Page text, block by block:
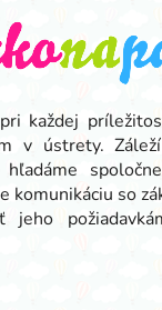
každej
v ústrety.
komunikáciu so
jeho